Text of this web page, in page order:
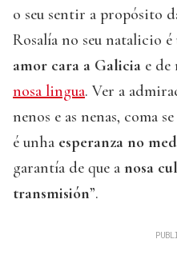
o seu sentir a propósito
Rosalía no seu natalicio é
amor cara a Galicia e
nosa lingua. Ver a
nenos e as nenas, coma
é unha esperanza no
garantía de que a nosa
transmisión”.